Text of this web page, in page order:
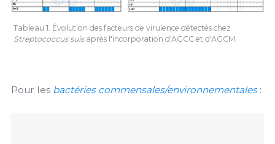
Tableau 1. Évolution des facteurs de virulence détectés chez
Streptococcus suisaprès l'incorporation d'AGCC et d'AGCM.
Pour les bactéries commensales/environnementales: